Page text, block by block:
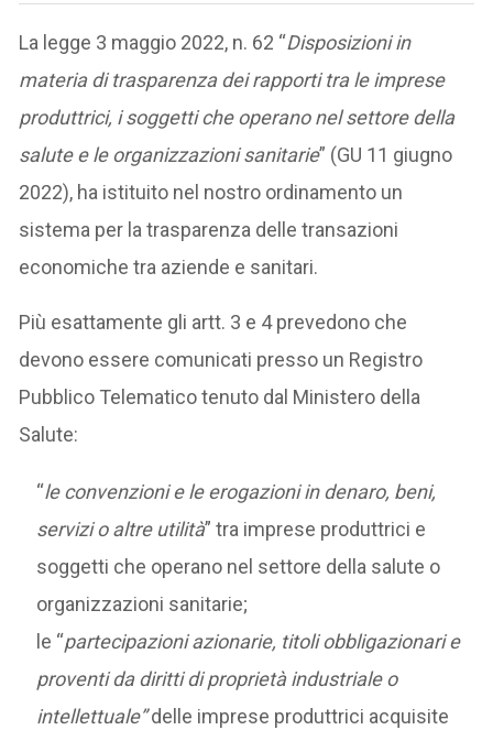
La legge 3 maggio 2022, n. 62 “Disposizioni in
materia di trasparenza dei rapporti tra le imprese
produttrici, i soggetti che operano nel settore della
salute e le organizzazioni sanitarie” (GU 11 giugno
2022), ha istituito nel nostro ordinamento un
sistema per la trasparenza delle transazioni
economiche tra aziende e sanitari.
Più esattamente gli artt. 3 e 4 prevedono che
devono essere comunicati presso un Registro
Pubblico Telematico tenuto dal Ministero della
Salute:
“le convenzioni e le erogazioni in denaro, beni,
servizi o altre utilità” tra imprese produttrici e
soggetti che operano nel settore della salute o
organizzazioni sanitarie;
le “partecipazioni azionarie, titoli obbligazionari e
proventi da diritti di proprietà industriale o
intellettuale”delle imprese produttrici acquisite